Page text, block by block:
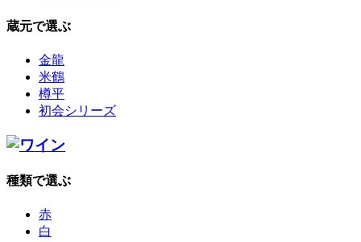
蔵元で選ぶ
金龍
米鶴
樽平
初会シリーズ
種類で選ぶ
赤
白